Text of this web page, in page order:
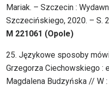
Mariak. – Szczecin :
Szczecińskiego, 2020. – S.
M 221061 (Opole)
25. Językowe sposoby
Grzegorza Ciechowskiego :
Magdalena Budzyńska // W